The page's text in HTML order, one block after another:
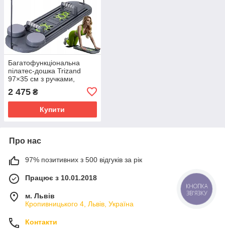
Багатофункціональна
пілатес-дошка Trizand
97×35 см з ручками,
роликом та еспандерами
для тренувань вдома і в
залі
2 475 ₴
Купити
Про нас
97% позитивних з 500 відгуків за рік
Працює з 10.01.2018
м. Львів
Кропивницького 4, Львів, Україна
Контакти
КНОПКА
ЗВ'ЯЗКУ